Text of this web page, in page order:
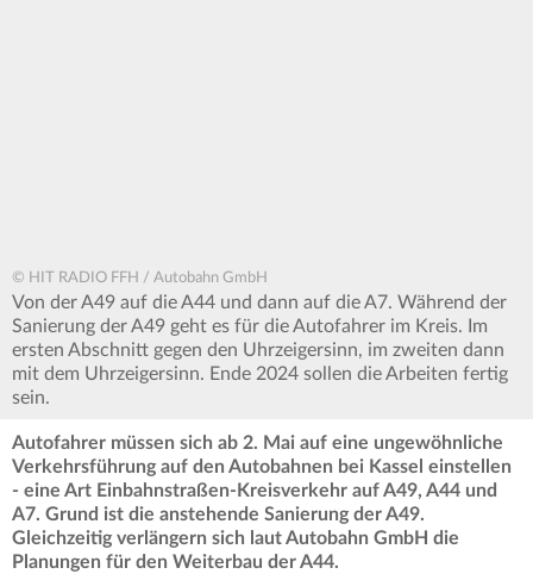
© HIT RADIO FFH / Autobahn GmbH
Von der A49 auf die A44 und dann auf die A7. Während der
Sanierung der A49 geht es für die Autofahrer im Kreis. Im
ersten Abschnitt gegen den Uhrzeigersinn, im zweiten dann
mit dem Uhrzeigersinn. Ende 2024 sollen die Arbeiten fertig
sein.
Autofahrer müssen sich ab 2. Mai auf eine ungewöhnliche
Verkehrsführung auf den Autobahnen bei Kassel einstellen
- eine Art Einbahnstraßen-Kreisverkehr auf A49, A44 und
A7. Grund ist die anstehende Sanierung der A49.
Gleichzeitig verlängern sich laut Autobahn GmbH die
Planungen für den Weiterbau der A44.